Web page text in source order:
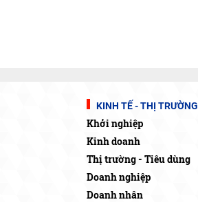
KINH TẾ - THỊ TRƯỜNG
Khởi nghiệp
Kinh doanh
Thị trường - Tiêu dùng
Doanh nghiệp
Doanh nhân